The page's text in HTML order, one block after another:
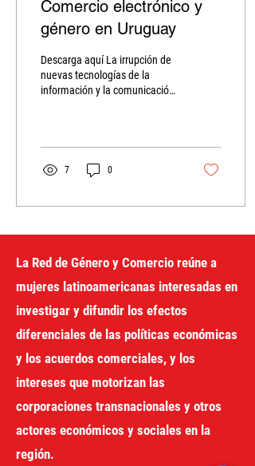
Comercio electrónico y
género en Uruguay
Descarga aquí La irrupción de
nuevas tecnologías de la
información y la comunicación
7 0
La Red de Género y Comercio reúne a
mujeres latinoamericanas interesadas en
investigar y difundir los efectos
diferenciales de las políticas económicas
y los acuerdos comerciales, y los
intereses que motorizan las
corporaciones transnacionales y otros
actores económicos y sociales en la
región.